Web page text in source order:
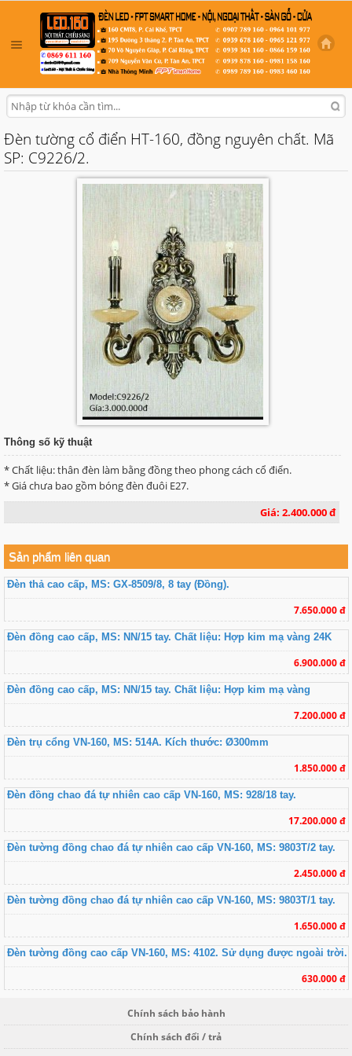
Đèn tường cổ điển HT-160, đồng nguyên chất. Mã
SP: C9226/2.
Thông số kỹ thuật
* Chất liệu: thân đèn làm bằng đồng theo phong cách cổ điển.
* Giá chưa bao gồm bóng đèn đuôi E27.
Giá: 2.400.000 đ
Sản phẩm liên quan
Đèn thả cao cấp, MS: GX-8509/8, 8 tay (Đồng).
7.650.000 đ
Đèn đồng cao cấp, MS: NN/15 tay. Chất liệu: Hợp kim mạ vàng 24K
6.900.000 đ
Đèn đồng cao cấp, MS: NN/15 tay. Chất liệu: Hợp kim mạ vàng
7.200.000 đ
Đèn trụ cổng VN-160, MS: 514A. Kích thước: Ø300mm
1.850.000 đ
Đèn đồng chao đá tự nhiên cao cấp VN-160, MS: 928/18 tay.
17.200.000 đ
Đèn tường đồng chao đá tự nhiên cao cấp VN-160, MS: 9803T/2 tay.
2.450.000 đ
Đèn tường đồng chao đá tự nhiên cao cấp VN-160, MS: 9803T/1 tay.
1.650.000 đ
Đèn tường đồng cao cấp VN-160, MS: 4102. Sử dụng được ngoài trời.
630.000 đ
Chính sách bảo hành
Chính sách đổi / trả